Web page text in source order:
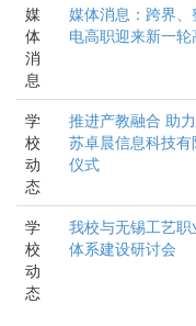
媒
体
消
息
媒体消息：跨界
电高职迎来新一
学
校
动
态
推进产教融合 助
苏卓晨信息科技
仪式
学
校
动
态
我校与无锡工艺
体系建设研讨会